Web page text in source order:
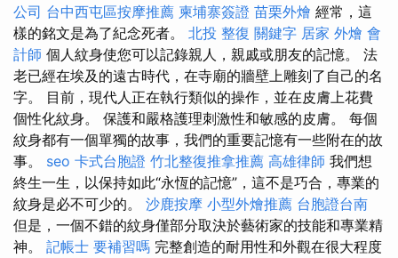
公司 台中西屯區按摩推薦 柬埔寨簽證 苗栗外燴 經常，這
樣的銘文是為了紀念死者。 北投 整復 關鍵字 居家 外燴 會
計師 個人紋身使您可以記錄親人，親戚或朋友的記憶。 法
老已經在埃及的遠古時代，在寺廟的牆壁上雕刻了自己的名
字。 目前，現代人正在執行類似的操作，並在皮膚上花費
個性化紋身。 保護和嚴格護理刺激性和敏感的皮膚。 每個
紋身都有一個單獨的故事，我們的重要記憶有一些附在的故
事。 seo 卡式台胞證 竹北整復推拿推薦 高雄律師 我們想
終生一生，以保持如此“永恆的記憶”，這不是巧合，專業的
紋身是必不可少的。 沙鹿按摩 小型外燴推薦 台胞證台南
但是，一個不錯的紋身僅部分取決於藝術家的技能和專業精
神。 記帳士 要補習嗎 完整創造的耐用性和外觀在很大程度